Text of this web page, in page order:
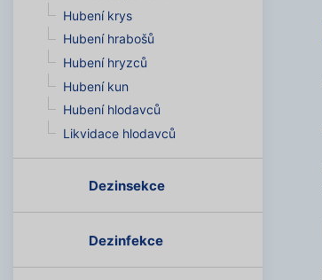
Hubení krys
Hubení hrabošů
Hubení hryzců
Hubení kun
Hubení hlodavců
Likvidace hlodavců
Dezinsekce
Dezinfekce